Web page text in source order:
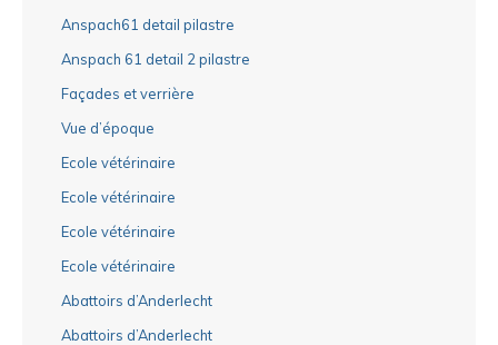
Anspach61 detail pilastre
Anspach 61 detail 2 pilastre
Façades et verrière
Vue d’époque
Ecole vétérinaire
Ecole vétérinaire
Ecole vétérinaire
Ecole vétérinaire
Abattoirs d’Anderlecht
Abattoirs d’Anderlecht